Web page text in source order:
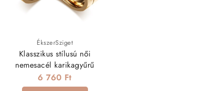
ÉkszerSziget
Klasszikus stílusú női
nemesacél karikagyűrű
6 760 Ft